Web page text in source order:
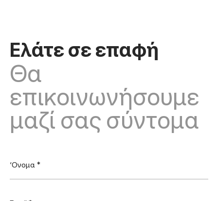
Ελάτε σε επαφή
Θα
επικοινωνήσουμε
μαζί σας σύντομα